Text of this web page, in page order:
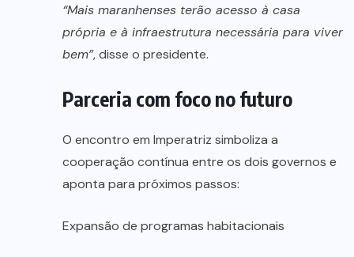
“Mais maranhenses terão acesso à casa
própria e à infraestrutura necessária para viver
bem”, disse o presidente.
Parceria com foco no futuro
O encontro em Imperatriz simboliza a
cooperação contínua entre os dois governos e
aponta para próximos passos:
Expansão de programas habitacionais